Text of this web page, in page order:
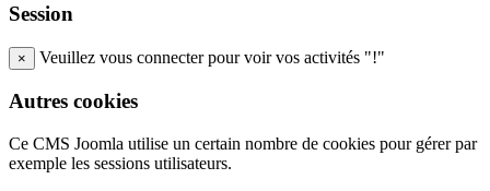
Session
× Veuillez vous connecter pour voir vos activités "!"
Autres cookies
Ce CMS Joomla utilise un certain nombre de cookies pour gérer par
exemple les sessions utilisateurs.